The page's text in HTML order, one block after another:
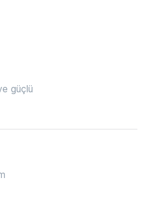
güçlü